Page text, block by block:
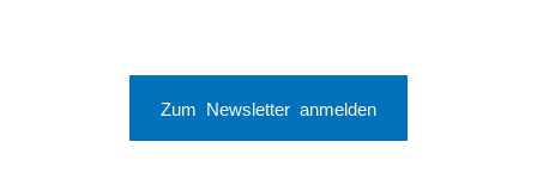
Zum Newsletter anmelden